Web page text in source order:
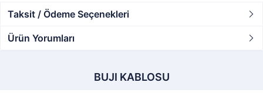
Taksit / Ödeme Seçenekleri
Ürün Yorumları
BUJI KABLOSU